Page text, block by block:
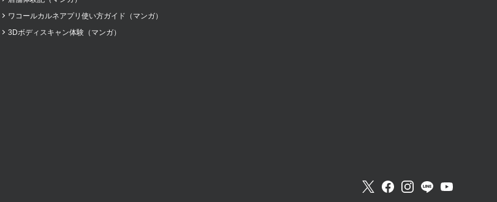
ワコールカルネアプリ使い方ガイド（マンガ）
3Dボディスキャン体験（マンガ）